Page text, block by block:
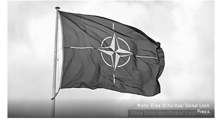
Фото: Elisa Schu/dpa/Global Look
Press